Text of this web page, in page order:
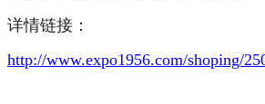
详情链接：
http://www.expo1956.com/shoping/